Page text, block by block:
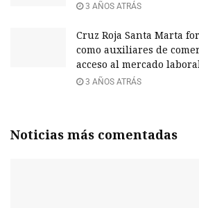
3 AÑOS ATRÁS
Cruz Roja Santa Marta
como auxiliares de
acceso al mercado
3 AÑOS ATRÁS
Noticias más comentadas